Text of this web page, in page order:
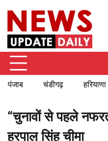
content
पंजाब चंडीगढ़ हरियाणा
“चुनावों से पहले
हरपाल सिंह चीमा